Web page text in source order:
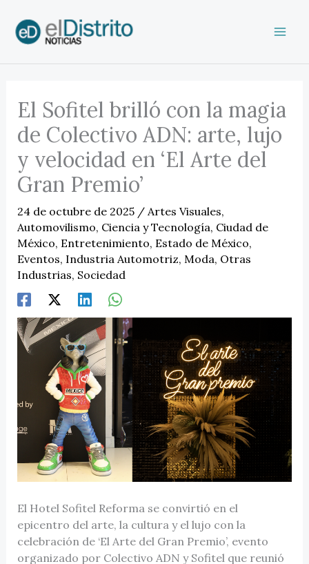
contenido
El Sofitel brilló con la magia
de Colectivo ADN: arte, lujo
y velocidad en ‘El Arte del
Gran Premio’
24 de octubre de 2025 / Artes Visuales,
Automovilismo, Ciencia y Tecnología, Ciudad de
México, Entretenimiento, Estado de México,
Eventos, Industria Automotriz, Moda, Otras
Industrias, Sociedad
El Hotel Sofitel Reforma se convirtió en el
epicentro del arte, la cultura y el lujo con la
celebración de ‘El Arte del Gran Premio’, evento
organizado por Colectivo ADN y Sofitel que reunió